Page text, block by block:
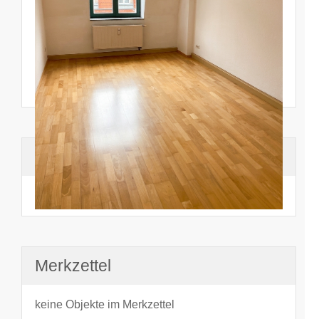
Suchhistorie
noch nichts angesehen
Merkzettel
keine Objekte im Merkzettel